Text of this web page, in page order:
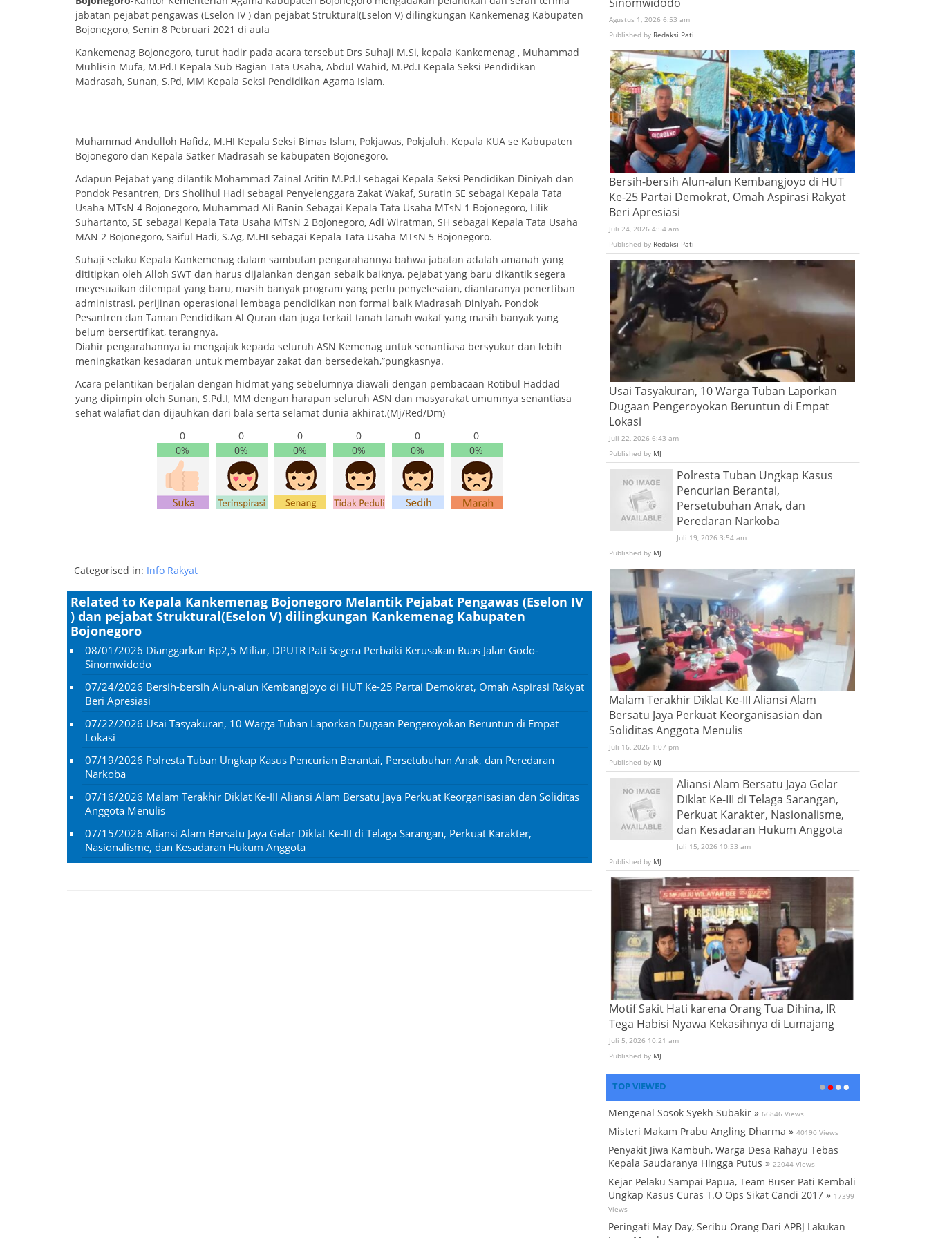
jabatan pejabat pengawas (Eselon IV ) dan pejabat Struktural(Eselon V) dilingkungan Kankemenag Kabupaten
Bojonegoro, Senin 8 Pebruari 2021 di aula
Kankemenag Bojonegoro, turut hadir pada acara tersebut Drs Suhaji M.Si, kepala Kankemenag , Muhammad
Muhlisin Mufa, M.Pd.I Kepala Sub Bagian Tata Usaha, Abdul Wahid, M.Pd.I Kepala Seksi Pendidikan
Madrasah, Sunan, S.Pd, MM Kepala Seksi Pendidikan Agama Islam.
Muhammad Andulloh Hafidz, M.HI Kepala Seksi Bimas Islam, Pokjawas, Pokjaluh. Kepala KUA se Kabupaten
Bojonegoro dan Kepala Satker Madrasah se kabupaten Bojonegoro.
Adapun Pejabat yang dilantik Mohammad Zainal Arifin M.Pd.I sebagai Kepala Seksi Pendidikan Diniyah dan
Pondok Pesantren, Drs Sholihul Hadi sebagai Penyelenggara Zakat Wakaf, Suratin SE sebagai Kepala Tata
Usaha MTsN 4 Bojonegoro, Muhammad Ali Banin Sebagai Kepala Tata Usaha MTsN 1 Bojonegoro, Lilik
Suhartanto, SE sebagai Kepala Tata Usaha MTsN 2 Bojonegoro, Adi Wiratman, SH sebagai Kepala Tata Usaha
MAN 2 Bojonegoro, Saiful Hadi, S.Ag, M.HI sebagai Kepala Tata Usaha MTsN 5 Bojonegoro.
Suhaji selaku Kepala Kankemenag dalam sambutan pengarahannya bahwa jabatan adalah amanah yang
dititipkan oleh Alloh SWT dan harus dijalankan dengan sebaik baiknya, pejabat yang baru dikantik segera
meyesuaikan ditempat yang baru, masih banyak program yang perlu penyelesaian, diantaranya penertiban
administrasi, perijinan operasional lembaga pendidikan non formal baik Madrasah Diniyah, Pondok
Pesantren dan Taman Pendidikan Al Quran dan juga terkait tanah tanah wakaf yang masih banyak yang
belum bersertifikat, terangnya.
Diahir pengarahannya ia mengajak kepada seluruh ASN Kemenag untuk senantiasa bersyukur dan lebih
meningkatkan kesadaran untuk membayar zakat dan bersedekah,”pungkasnya.
Acara pelantikan berjalan dengan hidmat yang sebelumnya diawali dengan pembacaan Rotibul Haddad
yang dipimpin oleh Sunan, S.Pd.I, MM dengan harapan seluruh ASN dan masyarakat umumnya senantiasa
sehat walafiat dan dijauhkan dari bala serta selamat dunia akhirat.(Mj/Red/Dm)
0
0%
0
0%
0
0%
0
0%
0
0%
0
0%
Categorised in: Info Rakyat
Related to Kepala Kankemenag Bojonegoro Melantik Pejabat Pengawas (Eselon IV
) dan pejabat Struktural(Eselon V) dilingkungan Kankemenag Kabupaten
Bojonegoro
08/01/2026 Dianggarkan Rp2,5 Miliar, DPUTR Pati Segera Perbaiki Kerusakan Ruas Jalan Godo-
Sinomwidodo
07/24/2026 Bersih-bersih Alun-alun Kembangjoyo di HUT Ke-25 Partai Demokrat, Omah Aspirasi Rakyat
Beri Apresiasi
07/22/2026 Usai Tasyakuran, 10 Warga Tuban Laporkan Dugaan Pengeroyokan Beruntun di Empat
Lokasi
07/19/2026 Polresta Tuban Ungkap Kasus Pencurian Berantai, Persetubuhan Anak, dan Peredaran
Narkoba
07/16/2026 Malam Terakhir Diklat Ke-III Aliansi Alam Bersatu Jaya Perkuat Keorganisasian dan Soliditas
Anggota Menulis
07/15/2026 Aliansi Alam Bersatu Jaya Gelar Diklat Ke-III di Telaga Sarangan, Perkuat Karakter,
Nasionalisme, dan Kesadaran Hukum Anggota
Agustus 1, 2026 6:53 am
Published by Redaksi Pati
Bersih-bersih Alun-alun Kembangjoyo di HUT
Ke-25 Partai Demokrat, Omah Aspirasi Rakyat
Beri Apresiasi
Juli 24, 2026 4:54 am
Published by Redaksi Pati
Usai Tasyakuran, 10 Warga Tuban Laporkan
Dugaan Pengeroyokan Beruntun di Empat
Lokasi
Juli 22, 2026 6:43 am
Published by MJ
Polresta Tuban Ungkap Kasus
Pencurian Berantai,
Persetubuhan Anak, dan
Peredaran Narkoba
Juli 19, 2026 3:54 am
Published by MJ
Malam Terakhir Diklat Ke-III Aliansi Alam
Bersatu Jaya Perkuat Keorganisasian dan
Soliditas Anggota Menulis
Juli 16, 2026 1:07 pm
Published by MJ
Aliansi Alam Bersatu Jaya Gelar
Diklat Ke-III di Telaga Sarangan,
Perkuat Karakter, Nasionalisme,
dan Kesadaran Hukum Anggota
Juli 15, 2026 10:33 am
Published by MJ
Motif Sakit Hati karena Orang Tua Dihina, IR
Tega Habisi Nyawa Kekasihnya di Lumajang
Juli 5, 2026 10:21 am
Published by MJ
TOP VIEWED
Mengenal Sosok Syekh Subakir » 66846 Views
Misteri Makam Prabu Angling Dharma » 40190 Views
Penyakit Jiwa Kambuh, Warga Desa Rahayu Tebas
Kepala Saudaranya Hingga Putus » 22044 Views
Kejar Pelaku Sampai Papua, Team Buser Pati Kembali
Ungkap Kasus Curas T.O Ops Sikat Candi 2017 » 17399
Views
Peringati May Day, Seribu Orang Dari APBJ Lakukan